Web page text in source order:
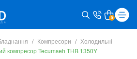
0
Компресори
Холодильні
компресор Tecumseh THB 1350Y